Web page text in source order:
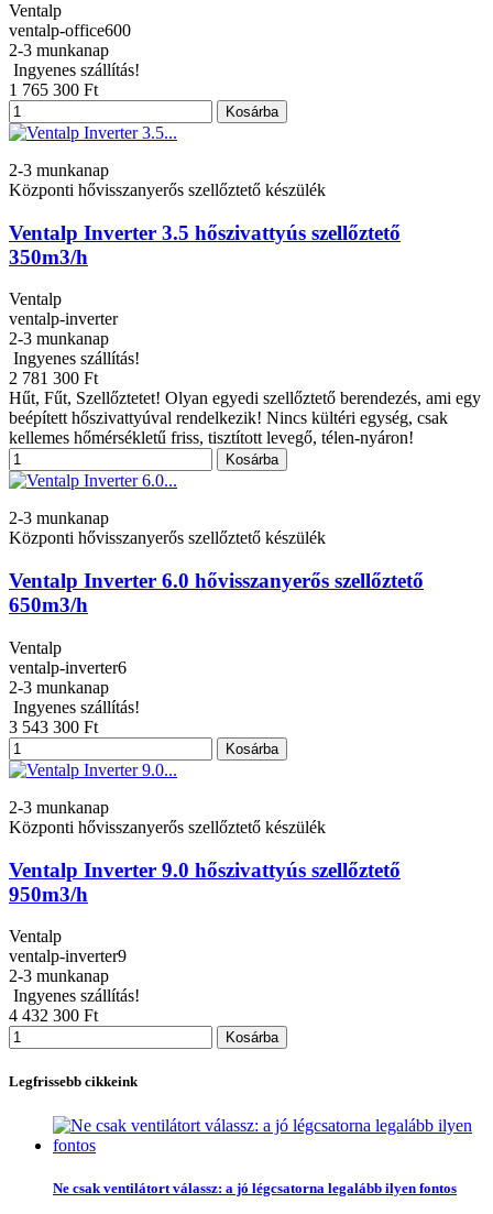
Ventalp
ventalp-office600
2-3 munkanap
Ingyenes szállítás!
1 765 300 Ft
Kosárba
2-3 munkanap
Központi hővisszanyerős szellőztető készülék
Ventalp Inverter 3.5 hőszivattyús szellőztető
350m3/h
Ventalp
ventalp-inverter
2-3 munkanap
Ingyenes szállítás!
2 781 300 Ft
Hűt, Fűt, Szellőztetet! Olyan egyedi szellőztető berendezés, ami egy
beépített hőszivattyúval rendelkezik! Nincs kültéri egység, csak
kellemes hőmérsékletű friss, tisztított levegő, télen-nyáron!
Kosárba
2-3 munkanap
Központi hővisszanyerős szellőztető készülék
Ventalp Inverter 6.0 hővisszanyerős szellőztető
650m3/h
Ventalp
ventalp-inverter6
2-3 munkanap
Ingyenes szállítás!
3 543 300 Ft
Kosárba
2-3 munkanap
Központi hővisszanyerős szellőztető készülék
Ventalp Inverter 9.0 hőszivattyús szellőztető
950m3/h
Ventalp
ventalp-inverter9
2-3 munkanap
Ingyenes szállítás!
4 432 300 Ft
Kosárba
Szűrők törlése
Kategóriák
Legfrissebb cikkeink
Ne csak ventilátort válassz: a jó légcsatorna legalább ilyen fontos